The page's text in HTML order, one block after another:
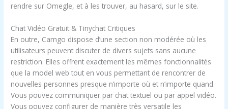
rendre sur Omegle, et à les trouver, au hasard, sur le site.
Chat Vidéo Gratuit & Tinychat Critiques
En outre, Camgo dispose d’une section non modérée où les
utilisateurs peuvent discuter de divers sujets sans aucune
restriction. Elles offrent exactement les mêmes fonctionnalités
que la model web tout en vous permettant de rencontrer de
nouvelles personnes presque n’importe où et n’importe quand.
Vous pouvez communiquer par chat textuel ou par appel vidéo.
Vous pouvez configurer de manière très versatile les